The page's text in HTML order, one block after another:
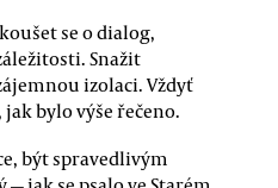
se o dialog,
Snažit
izolaci. Vždyť
bylo výše řečeno.
být spravedlivým